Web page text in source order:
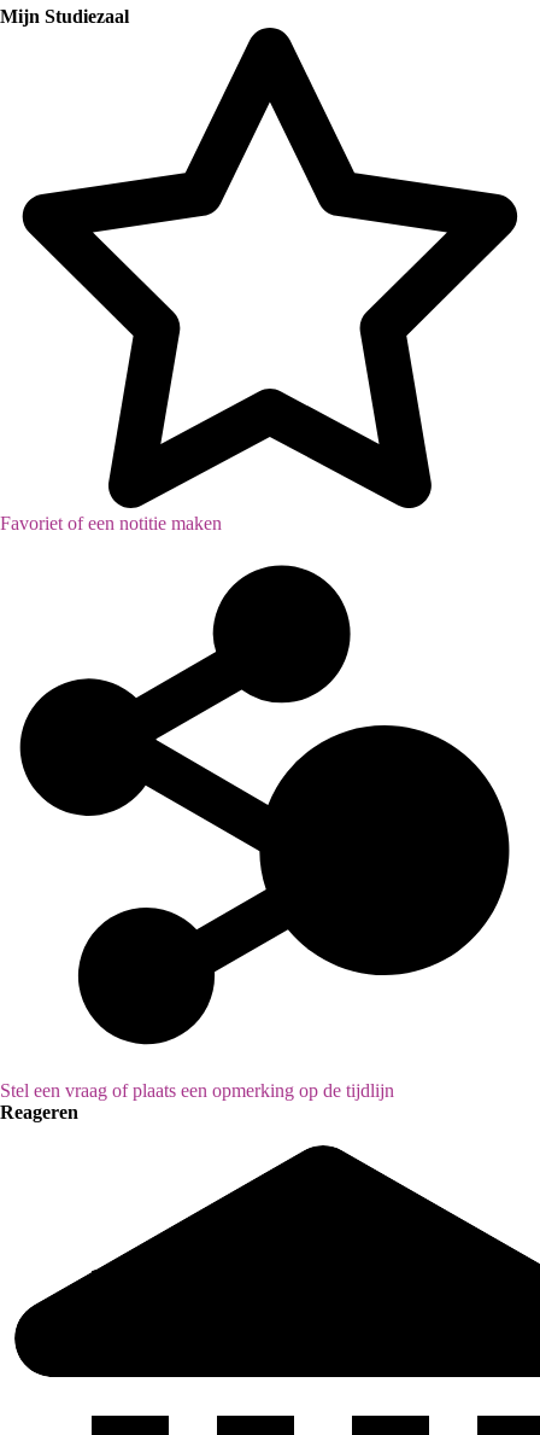
Mijn Studiezaal
Favoriet of een notitie maken
Stel een vraag of plaats een opmerking op de tijdlijn
Reageren